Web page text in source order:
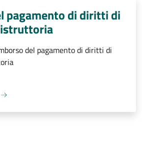
pagamento di diritti di
del pagamento di diritti di